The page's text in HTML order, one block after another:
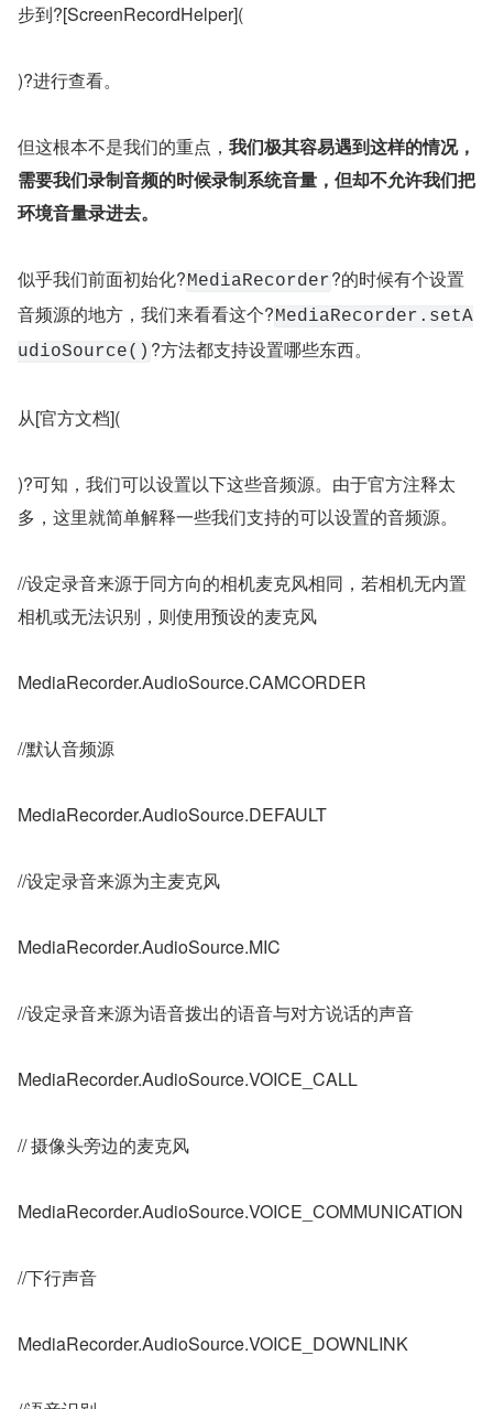
步到?[ScreenRecordHelper](
)?进行查看。
但这根本不是我们的重点， 我们极其容易遇到这样的情况，
需要我们录制音频的时候录制系统音量，但却不允许我们把
环境音量录进去。
似乎我们前面初始化?MediaRecorder?的时候有个设置
音频源的地方，我们来看看这个?MediaRecorder.setA
udioSource() ?方法都支持设置哪些东西。
从[官方文档](
)?可知，我们可以设置以下这些音频源。由于官方注释太
多，这里就简单解释一些我们支持的可以设置的音频源。
//设定录音来源于同方向的相机麦克风相同，若相机无内置
相机或无法识别，则使用预设的麦克风
MediaRecorder.AudioSource.CAMCORDER
//默认音频源
MediaRecorder.AudioSource.DEFAULT
//设定录音来源为主麦克风
MediaRecorder.AudioSource.MIC
//设定录音来源为语音拨出的语音与对方说话的声音
MediaRecorder.AudioSource.VOICE_CALL
// 摄像头旁边的麦克风
MediaRecorder.AudioSource.VOICE_COMMUNICATION
//下行声音
MediaRecorder.AudioSource.VOICE_DOWNLINK